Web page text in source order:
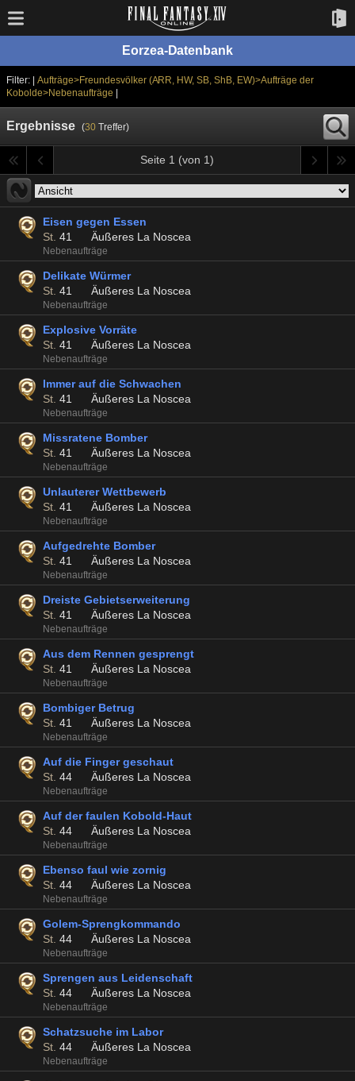
Eorzea-Datenbank
Filter: | Aufträge>Freundesvölker (ARR, HW, SB, ShB, EW)>Aufträge der
Kobolde>Nebenaufträge
Ergebnisse (30Treffer)
Seite 1 (von 1)
Eisen gegen Essen
St. 41 Äußeres La Noscea
Nebenaufträge
Delikate Würmer
St. 41 Äußeres La Noscea
Nebenaufträge
Explosive Vorräte
St. 41 Äußeres La Noscea
Nebenaufträge
Immer auf die Schwachen
St. 41 Äußeres La Noscea
Nebenaufträge
Missratene Bomber
St. 41 Äußeres La Noscea
Nebenaufträge
Unlauterer Wettbewerb
St. 41 Äußeres La Noscea
Nebenaufträge
Aufgedrehte Bomber
St. 41 Äußeres La Noscea
Nebenaufträge
Dreiste Gebietserweiterung
St. 41 Äußeres La Noscea
Nebenaufträge
Aus dem Rennen gesprengt
St. 41 Äußeres La Noscea
Nebenaufträge
Bombiger Betrug
St. 41 Äußeres La Noscea
Nebenaufträge
Auf die Finger geschaut
St. 44 Äußeres La Noscea
Nebenaufträge
Auf der faulen Kobold-Haut
St. 44 Äußeres La Noscea
Nebenaufträge
Ebenso faul wie zornig
St. 44 Äußeres La Noscea
Nebenaufträge
Golem-Sprengkommando
St. 44 Äußeres La Noscea
Nebenaufträge
Sprengen aus Leidenschaft
St. 44 Äußeres La Noscea
Nebenaufträge
Schatzsuche im Labor
St. 44 Äußeres La Noscea
Nebenaufträge